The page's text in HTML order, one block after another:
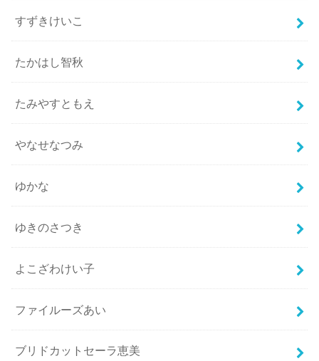
すずきけいこ
たかはし智秋
たみやすともえ
やなせなつみ
ゆかな
ゆきのさつき
よこざわけい子
ファイルーズあい
ブリドカットセーラ恵美